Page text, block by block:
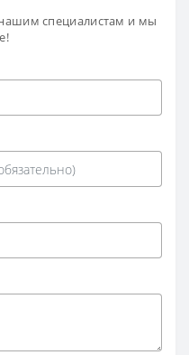
нашим специалистам и мы